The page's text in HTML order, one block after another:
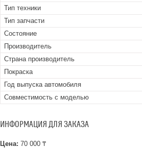
Тип техники
Тип запчасти
Состояние
Производитель
Страна производитель
Покраска
Год выпуска автомобиля
Совместимость с моделью
ИНФОРМАЦИЯ ДЛЯ ЗАКАЗА
Цена: 70 000 ₸